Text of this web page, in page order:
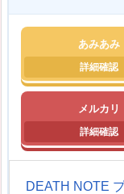
あみあみ
メルカリ
DEATH NOTE